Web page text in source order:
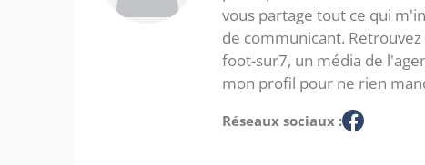
vous partage tout ce qui
de communicant.
foot-sur7, un média de
mon profil pour ne rien
Réseaux sociaux :